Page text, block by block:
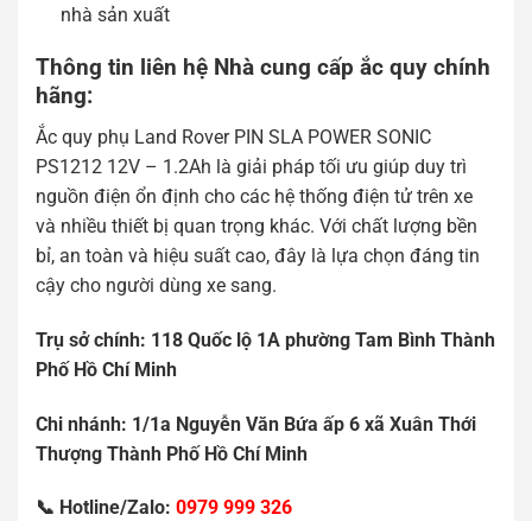
nhà sản xuất
Thông tin liên hệ Nhà cung cấp ắc quy chính
hãng:
Ắc quy phụ Land Rover PIN SLA POWER SONIC
PS1212 12V – 1.2Ah là giải pháp tối ưu giúp duy trì
nguồn điện ổn định cho các hệ thống điện tử trên xe
và nhiều thiết bị quan trọng khác. Với chất lượng bền
bỉ, an toàn và hiệu suất cao, đây là lựa chọn đáng tin
cậy cho người dùng xe sang.
Trụ sởchính: 118 Quốc lộ 1A phường Tam Bình Thành
PhốHồ Chí Minh
Chi nhánh: 1/1a Nguyễn Văn Bứa ấp 6 xã Xuân Thới
Thượng Thành PhốHồ Chí Minh
📞 Hotline/Zalo: 0979 999 326